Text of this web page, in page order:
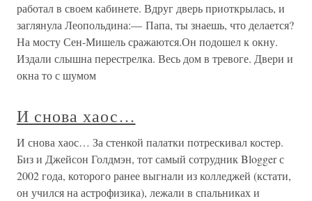
работал в своем кабинете. Вдруг дверь приоткрылась, и
заглянула Леопольдина:— Папа, ты знаешь, что делается?
На мосту Сен-Мишель сражаются.Он подошел к окну.
Издали слышна перестрелка. Весь дом в тревоге. Двери и
окна то с шумом
И снова хаос…
И снова хаос… За стенкой палатки потрескивал костер.
Биз и Джейсон Голдмэн, тот самый сотрудник Blogger с
2002 года, которого ранее выгнали из колледжей (кстати,
он учился на астрофизика), лежали в спальниках и